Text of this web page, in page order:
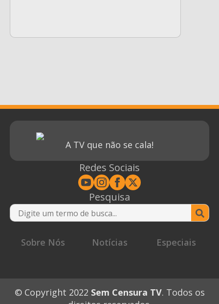
A TV que não se cala!
Redes Sociais
Pesquisa
Sobre Nós
Notícias Especiais
© Copyright 2022 Sem Censura TV. Todos os